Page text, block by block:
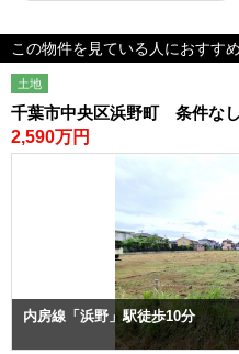
この物件を見ている人におすす
土地
千葉市中央区浜野町 条件な
2,590万円
内房線「浜野」駅徒歩10分